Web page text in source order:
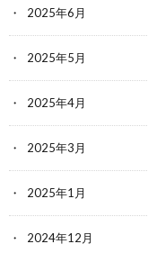
2025年6月
2025年5月
2025年4月
2025年3月
2025年1月
2024年12月